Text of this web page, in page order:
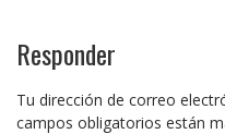
Responder
Tu dirección de correo
campos obligatorios están